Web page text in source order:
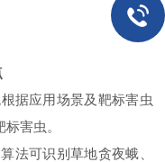
根据应用场景及靶标害虫
害虫。
法可识别草地贪夜蛾、